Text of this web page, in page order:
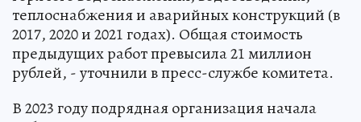
теплоснабжения и аварийных конструкций (в
2017, 2020 и 2021 годах). Общая стоимость
предыдущих работ превысила 21 миллион
рублей, - уточнили в пресс-службе комитета.
В 2023 году подрядная организация начала